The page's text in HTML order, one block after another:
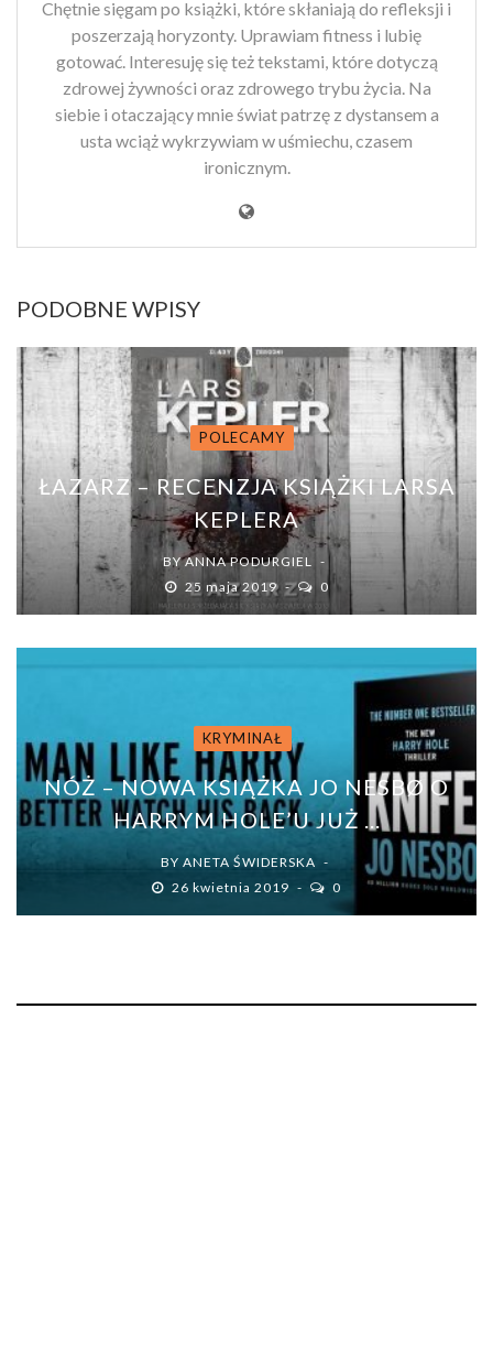
Chętnie sięgam po książki, które skłaniają do refleksji i
poszerzają horyzonty. Uprawiam fitness i lubię
gotować. Interesuję się też tekstami, które dotyczą
zdrowej żywności oraz zdrowego trybu życia. Na
siebie i otaczający mnie świat patrzę z dystansem a
usta wciąż wykrzywiam w uśmiechu, czasem
ironicznym.
PODOBNE WPISY
POLECAMY
ŁAZARZ – RECENZJA KSIĄŻKI LARSA
KEPLERA
BYANNA PODURGIEL
25 maja 2019
0
KRYMINAŁ
NÓŻ – NOWA KSIĄŻKA JO NESBØ O
HARRYM HOLE’U JUŻ ...
BY ANETA ŚWIDERSKA
26 kwietnia 2019
0